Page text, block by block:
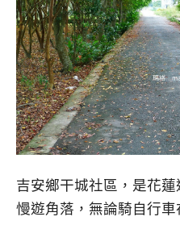
吉安鄉干城社區，是花
慢遊角落，無論騎自行